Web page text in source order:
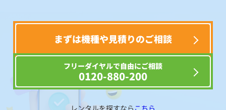
まずは機種や見積りのご相談
フリーダイヤルで自由にご相談
0120-880-200
レンタルを探すなら こちら